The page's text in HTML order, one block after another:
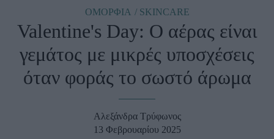
Fashion
Shopping
Styling Tips
Beauty - Ομορφιά
ΟΜΟΡΦΙΑ SKINCARE
Valentine's Day: Ο αέρας είναι
γεμάτος με μικρές υποσχέσεις
όταν φοράς το σωστό άρωμα
Αλεξάνδρα Τρύφωνος
13 Φεβρουαρίου 2025